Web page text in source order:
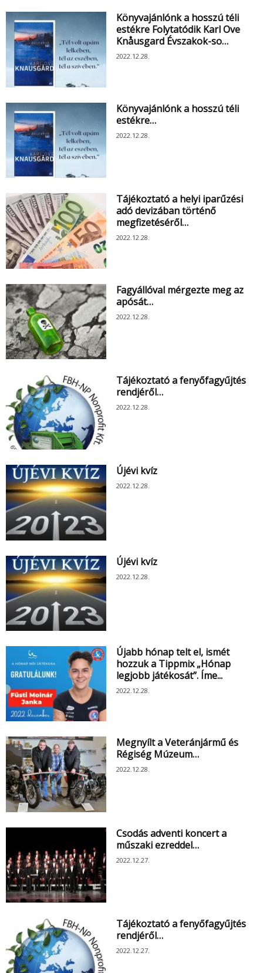
Könyvajánlónk a hosszú téli
estékre Folytatódik Karl Ove
Knåusgard Évszakok-so…
2022.12.28.
Könyvajánlónk a hosszú téli
estékre…
2022.12.28.
Tájékoztató a helyi iparűzési
adó devizában történő
megfizetéséről…
2022.12.28.
Fagyállóval mérgezte meg az
apósát…
2022.12.28.
Tájékoztató a fenyőfagyűjtés
rendjéről…
2022.12.28.
Újévi kvíz
2022.12.28.
Újévi kvíz
2022.12.28.
Újabb hónap telt el, ismét
hozzuk a Tippmix „Hónap
legjobb játékosát”. Íme...
2022.12.28.
Megnyílt a Veteránjármű és
Régiség Múzeum…
2022.12.28.
Csodás adventi koncert a
műszaki ezreddel…
2022.12.27.
Tájékoztató a fenyőfagyűjtés
rendjéről…
2022.12.27.